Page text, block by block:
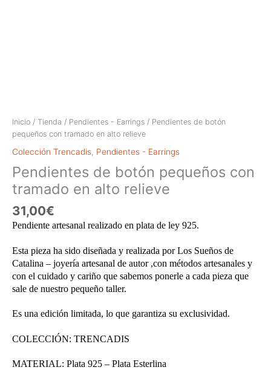
Inicio / Tienda / Pendientes - Earrings / Pendientes de botón
pequeños con tramado en alto relieve
Colección Trencadis Pendientes - Earrings
Pendientes de botón pequeños con
tramado en alto relieve
31,00€
Pendiente artesanal realizado en plata de ley 925.
Esta pieza ha sido diseñada y realizada por Los Sueños de
Catalina – joyería artesanal de autor ,con métodos artesanales y
con el cuidado y cariño que sabemos ponerle a cada pieza que
sale de nuestro pequeño taller.
Es una edición limitada, lo que garantiza su exclusividad.
COLECCIÓN: TRENCADIS
MATERIAL: Plata 925 – Plata Esterlina